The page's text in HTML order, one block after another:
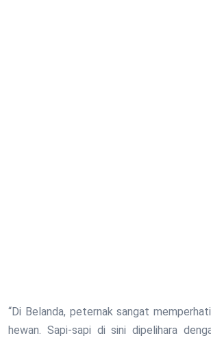
“Di Belanda, peternak sangat
hewan. Sapi-sapi di sini dipelihara